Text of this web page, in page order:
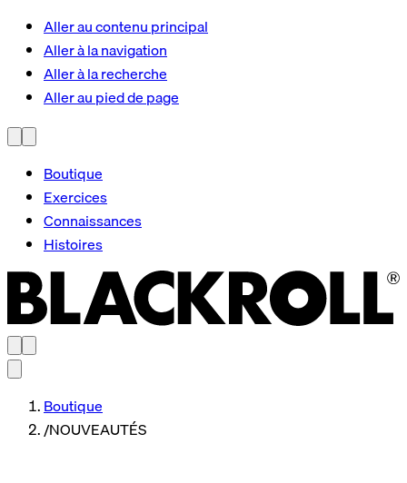
Aller au contenu principal
Aller à la navigation
Aller à la recherche
Aller au pied de page
Boutique
Exercices
Connaissances
Histoires
Boutique
/NOUVEAUTÉS